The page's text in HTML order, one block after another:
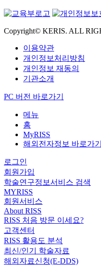
Copyright© KERIS. ALL
이용약관
개인정보처리방침
개인정보 재동의
기관소개
PC 버전 바로가기
메뉴
홈
MyRISS
해외전자정보 바로가기
로그인
회원가입
학술연구정보서비스 검색
MYRISS
회원서비스
About RISS
RISS 처음 방문 이세요?
고객센터
RISS 활용도 분석
최신/인기 학술자료
해외자료신청(E-DDS)